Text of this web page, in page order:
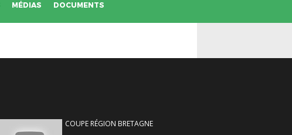
MÉDIAS DOCUMENTS
COUPE RÉGION BRETAGNE